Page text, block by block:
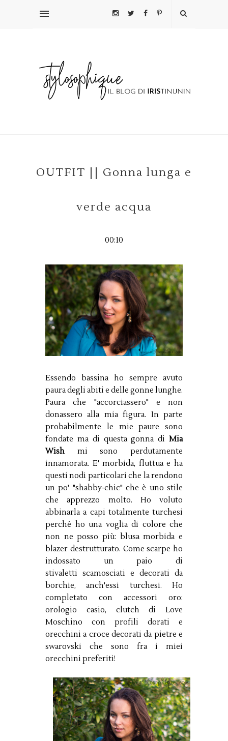
OUTFIT || Gonna lunga e
verde acqua
00:10
Essendo bassina ho sempre avuto
paura degli abiti e delle gonne lunghe.
Paura che "accorciassero" e non
donassero alla mia figura. In parte
probabilmente le mie paure sono
fondate ma di questa gonna di Mia
Wish mi sono perdutamente
innamorata. E' morbida, fluttua e ha
questi nodi particolari che la rendono
un po' "shabby-chic" che è uno stile
che apprezzo molto. Ho voluto
abbinarla a capi totalmente turchesi
perché ho una voglia di colore che
non ne posso più: blusa morbida e
blazer destrutturato. Come scarpe ho
indossato un paio di
stivaletti scamosciati e decorati da
borchie, anch'essi turchesi. Ho
completato con accessori oro:
orologio casio, clutch di Love
Moschino con profili dorati e
orecchini a croce decorati da pietre e
swarovski che sono fra i miei
orecchini preferiti!